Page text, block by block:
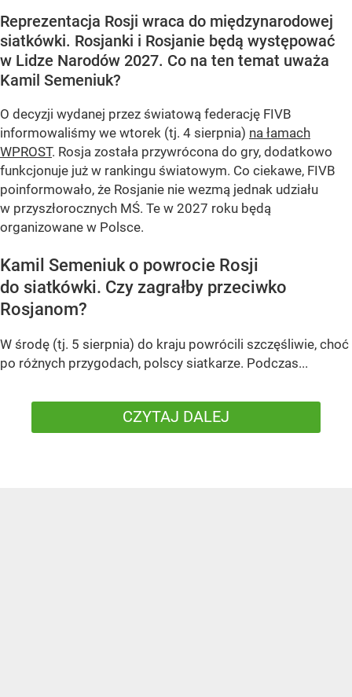
Reprezentacja Rosji wraca do międzynarodowej
siatkówki. Rosjanki i Rosjanie będą występować
w Lidze Narodów 2027. Co na ten temat uważa
Kamil Semeniuk?
O decyzji wydanej przez światową federację FIVB
informowaliśmy we wtorek (tj. 4 sierpnia) na łamach
WPROST. Rosja została przywrócona do gry, dodatkowo
funkcjonuje już w rankingu światowym. Co ciekawe, FIVB
poinformowało, że Rosjanie nie wezmą jednak udziału
w przyszłorocznych MŚ. Te w 2027 roku będą
organizowane w Polsce.
Kamil Semeniuk o powrocie Rosji
do siatkówki. Czy zagrałby przeciwko
Rosjanom?
W środę (tj. 5 sierpnia) do kraju powrócili szczęśliwie, choć
po różnych przygodach, polscy siatkarze. Podczas...
CZYTAJ DALEJ